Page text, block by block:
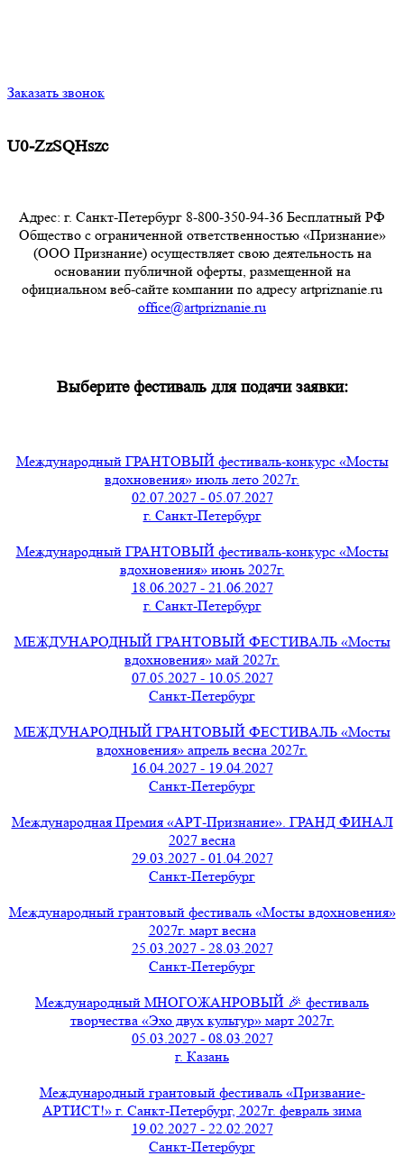
Заказать звонок
U0-ZzSQHszc
Адрес: г. Санкт-Петербург 8-800-350-94-36 Бесплатный РФ
Общество с ограниченной ответственностью «Признание»
(ООО Признание) осуществляет свою деятельность на
основании публичной оферты, размещенной на
официальном веб-сайте компании по адресу artpriznanie.ru
office@artpriznanie.ru
Выберите фестиваль для подачи заявки:
Международный ГРАНТОВЫЙ фестиваль-конкурс «Мосты
вдохновения» июль лето 2027г.
02.07.2027 - 05.07.2027
г. Санкт-Петербург
Международный ГРАНТОВЫЙ фестиваль-конкурс «Мосты
вдохновения» июнь 2027г.
18.06.2027 - 21.06.2027
г. Санкт-Петербург
МЕЖДУНАРОДНЫЙ ГРАНТОВЫЙ ФЕСТИВАЛЬ «Мосты
вдохновения» май 2027г.
07.05.2027 - 10.05.2027
Санкт-Петербург
МЕЖДУНАРОДНЫЙ ГРАНТОВЫЙ ФЕСТИВАЛЬ «Мосты
вдохновения» апрель весна 2027г.
16.04.2027 - 19.04.2027
Санкт-Петербург
Международная Премия «АРТ-Признание». ГРАНД ФИНАЛ
2027 весна
29.03.2027 - 01.04.2027
Санкт-Петербург
Международный грантовый фестиваль «Мосты вдохновения»
2027г. март весна
25.03.2027 - 28.03.2027
Санкт-Петербург
Международный МНОГОЖАНРОВЫЙ 🎉 фестиваль
творчества «Эхо двух культур» март 2027г.
05.03.2027 - 08.03.2027
г. Казань
Международный грантовый фестиваль «Призвание-
АРТИСТ!» г. Санкт-Петербург, 2027г. февраль зима
19.02.2027 - 22.02.2027
Санкт-Петербург